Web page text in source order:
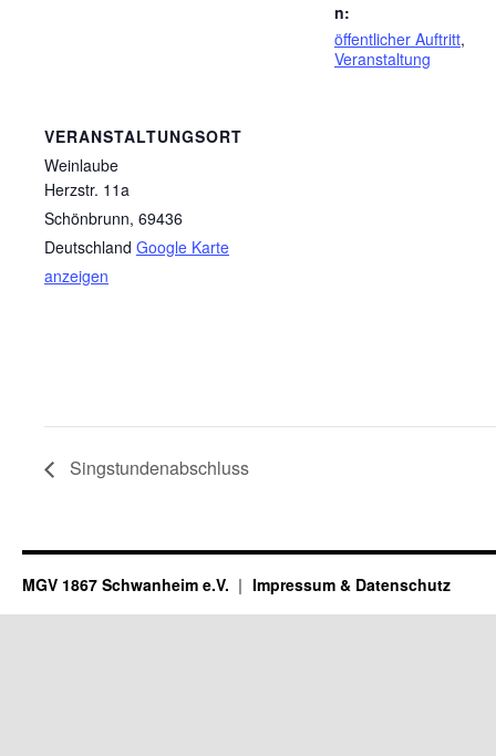
n:
öffentlicher Auftritt,
Veranstaltung
VERANSTALTUNGSORT
Weinlaube
Herzstr. 11a
Schönbrunn, 69436
Deutschland Google Karte
anzeigen
Singstundenabschluss
MGV 1867 Schwanheim e.V. Impressum & Datenschutz